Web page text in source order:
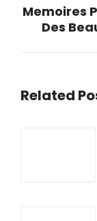
Memoires
Des
Related